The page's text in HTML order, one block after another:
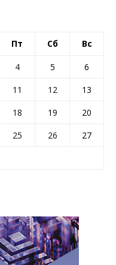
Пт Сб Вс
4 5
6
11 12
13
18 19
20
25 26
27